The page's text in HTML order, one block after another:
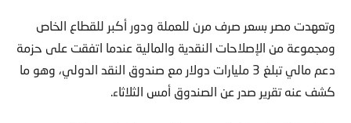
وتعهدت مصر بسعر صرف مرن للعملة ودور أكبر للقطاع الخاص
ومجموعة من الإصلاحات النقدية والمالية عندما اتفقت على حزمة
دعم مالي تبلغ 3 مليارات دولار مع صندوق النقد الدولي، وهو ما
كشف عنه تقرير صدر عن الصندوق أمس الثلاثاء.